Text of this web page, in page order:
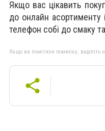
Якщо вас цікавить
до онлайн асортименту
телефон собі до смаку
Якщо ви помітили помилку, виділіть